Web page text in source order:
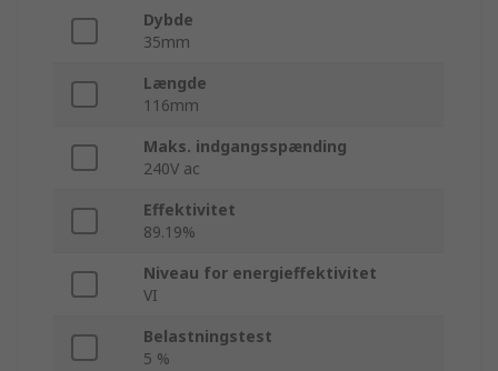
Dybde
35mm
Længde
116mm
Maks. indgangsspænding
240V ac
Effektivitet
89.19%
Niveau for energieffektivitet
VI
Belastningstest
5 %